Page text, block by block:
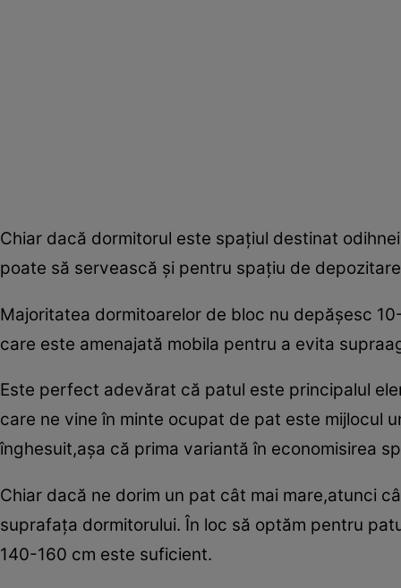
Chiar dacă dormitorul este spaţiul destinat
poate să servească şi pentru spaţiu de
Majoritatea dormitoarelor de bloc nu depăşesc
care este amenajată mobila pentru a evita
Este perfect adevărat că patul este principalul
care ne vine în minte ocupat de pat este mijlocul
înghesuit,aşa că prima variantă în economisirea
Chiar dacă ne dorim un pat cât mai mare,atunci
suprafaţa dormitorului. În loc să optăm pentru
140-160 cm este suficient.